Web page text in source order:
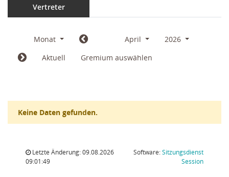
Vertreter
Monat April
2026
Aktuell
Gremium auswählen
Keine Daten gefunden.
Letzte Änderung: 09.08.2026
09:01:49
Software:Sitzungsdienst
Session(Wird in